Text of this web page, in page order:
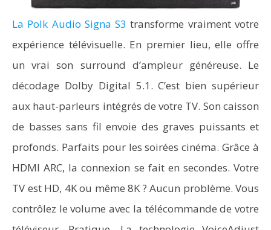
La Polk Audio Signa S3transforme vraiment votre
expérience télévisuelle. En premier lieu, elle offre
un vrai son surround d’ampleur généreuse. Le
décodage Dolby Digital 5.1. C’est bien supérieur
aux haut-parleurs intégrés de votre TV. Son caisson
de basses sans fil envoie des graves puissants et
profonds. Parfaits pour les soirées cinéma. Grâce à
HDMI ARC, la connexion se fait en secondes. Votre
TV est HD, 4K ou même 8K ? Aucun problème. Vous
contrôlez le volume avec la télécommande de votre